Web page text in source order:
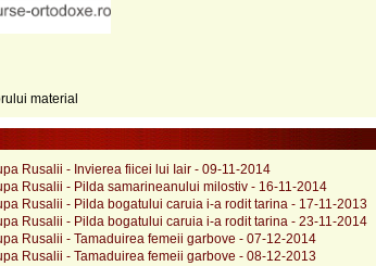
material
Rusalii - Invierea fiicei lui Iair - 09-11-2014
Rusalii - Pilda samarineanului milostiv - 16-11-2014
Rusalii - Pilda bogatului caruia i-a rodit tarina - 17-11-2013
Rusalii - Pilda bogatului caruia i-a rodit tarina - 23-11-2014
Rusalii - Tamaduirea femeii garbove - 07-12-2014
Rusalii - Tamaduirea femeii garbove - 08-12-2013